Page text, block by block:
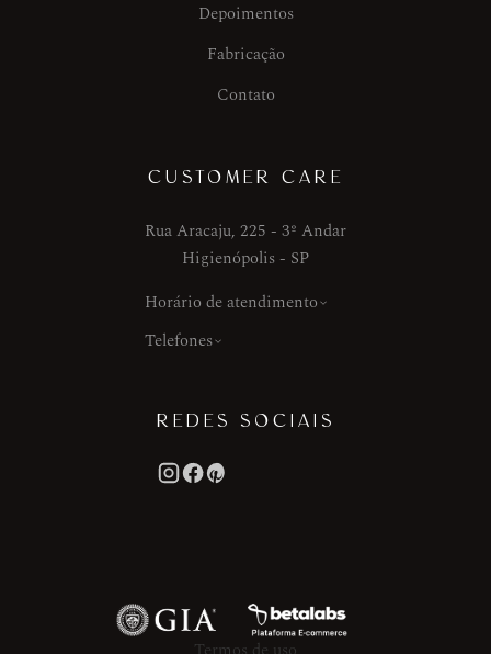
Depoimentos
Fabricação
Contato
CUSTOMER CARE
Rua Aracaju, 225 - 3º Andar
Higienópolis - SP
Horário de atendimento
Telefones
REDES SOCIAIS